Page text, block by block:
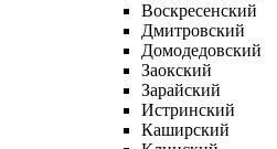
Воскресенский
Дмитровский
Домодедовский
Заокский
Зарайский
Истринский
Каширский